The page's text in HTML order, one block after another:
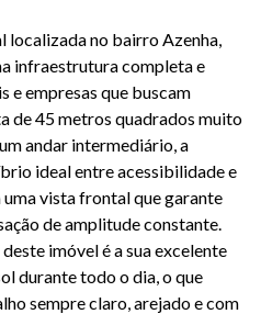
localizada no bairro Azenha,
infraestrutura completa e
e empresas que buscam
de 45 metros quadrados muito
andar intermediário, a
ideal entre acessibilidade e
vista frontal que garante
de amplitude constante.
imóvel é a sua excelente
durante todo o dia, o que
sempre claro, arejado e com